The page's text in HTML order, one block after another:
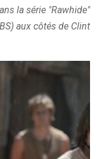
la série "Rawhide"
aux côtés de Clint